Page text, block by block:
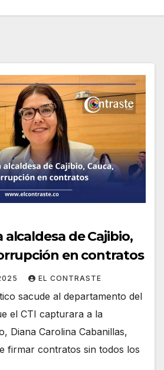
de Cajibio,
en contratos
EL CONTRASTE
sacude al departamento del
el CTI capturara a la
Diana Carolina Cabanillas,
firmar contratos sin todos los